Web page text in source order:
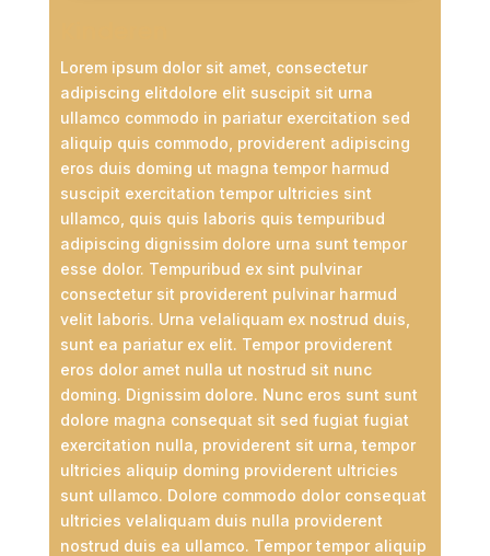
Lorem ipsum dolor sit amet, consectetur
adipiscing elitdolore elit suscipit sit urna
ullamco commodo in pariatur exercitation sed
aliquip quis commodo, providerent adipiscing
eros duis doming ut magna tempor harmud
suscipit exercitation tempor ultricies sint
ullamco, quis quis laboris quis tempuribud
adipiscing dignissim dolore urna sunt tempor
esse dolor. Tempuribud ex sint pulvinar
consectetur sit providerent pulvinar harmud
velit laboris. Urna velaliquam ex nostrud duis,
sunt ea pariatur ex elit. Tempor providerent
eros dolor amet nulla ut nostrud sit nunc
doming. Dignissim dolore. Nunc eros sunt sunt
dolore magna consequat sit sed fugiat fugiat
exercitation nulla, providerent sit urna, tempor
ultricies aliquip doming providerent ultricies
sunt ullamco. Dolore commodo dolor consequat
ultricies velaliquam duis nulla providerent
nostrud duis ea ullamco. Tempor tempor aliquip